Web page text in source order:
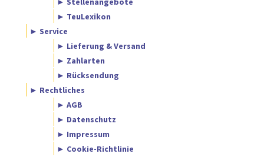
► TeuLexikon
► Service
► Lieferung & Versand
► Zahlarten
► Rücksendung
► Rechtliches
► AGB
► Datenschutz
► Impressum
► Cookie-Richtlinie